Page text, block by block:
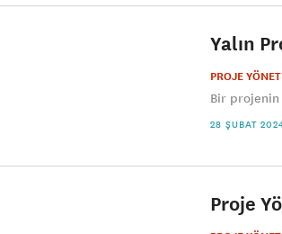
Yalın
PROJE
Bir projenin
28 ŞUBAT
Proje